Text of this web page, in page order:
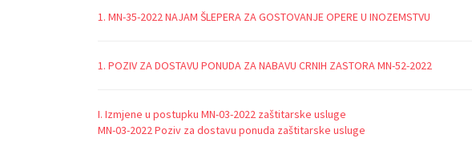
1. MN-35-2022 NAJAM ŠLEPERA ZA GOSTOVANJE OPERE U INOZEMSTVU
1. POZIV ZA DOSTAVU PONUDA ZA NABAVU CRNIH ZASTORA MN-52-2022
I. Izmjene u postupku MN-03-2022 zaštitarske usluge
MN-03-2022 Poziv za dostavu ponuda zaštitarske usluge